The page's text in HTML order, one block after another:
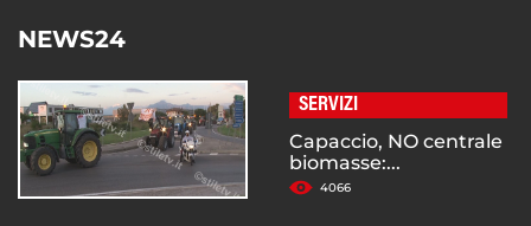
NEWS24
SERVIZI
Capaccio, NO centrale
biomasse:...
4066